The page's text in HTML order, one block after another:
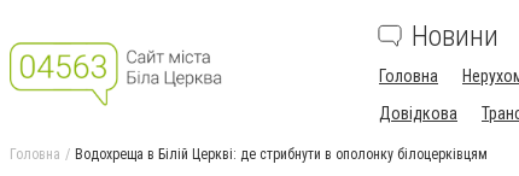
Новини
Головна
Довідкова
Головна Водохреща в Білій Церкві: де стрибнути в ополонку білоцерківцям